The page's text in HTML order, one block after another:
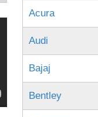
Acura
Audi
Bajaj
Bentley